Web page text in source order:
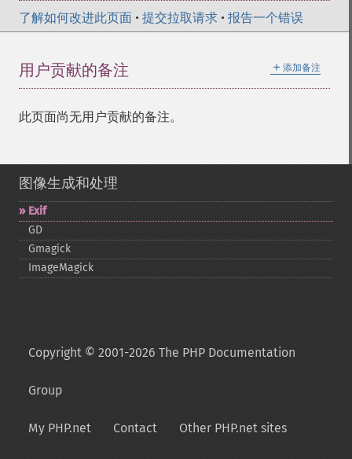
了解如何改进此页面 • 提交拉取请求 • 报告一个错误
＋ 添加备注
用户贡献的备注
此页面尚无用户贡献的备注。
图像生成和处理
Exif
GD
Gmagick
ImageMagick
Copyright © 2001-2026 The PHP Documentation
Group
My PHP.net Contact Other PHP.net sites